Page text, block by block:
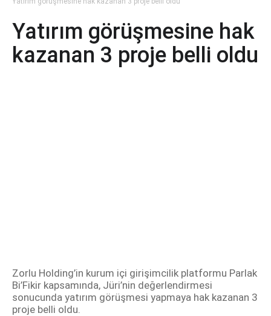
Yatırım görüşmesine hak
kazanan 3 proje belli oldu
Zorlu Holding’in kurum içi girişimcilik platformu Parlak
Bi’Fikir kapsamında, Jüri’nin değerlendirmesi
sonucunda yatırım görüşmesi yapmaya hak kazanan 3
proje belli oldu.